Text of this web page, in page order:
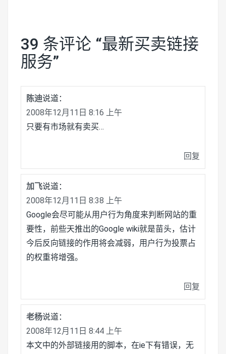
39 条评论 “最新买卖链接
服务”
陈迪说道：
2008年12月11日 8:16 上午
只要有市场就有卖买…
回复
加飞说道：
2008年12月11日 8:38 上午
Google会尽可能从用户行为角度来判断网站的重
要性，前些天推出的Google wiki就是苗头，估计
今后反向链接的作用将会减弱，用户行为投票占
的权重将增强。
回复
老杨说道：
2008年12月11日 8:44 上午
本文中的外部链接用的脚本，在ie下有错误，无